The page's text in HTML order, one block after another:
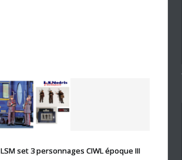
LSM set 3 personnages CIWL époque III